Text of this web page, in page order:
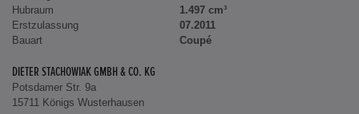
Hubraum
1.497 cm³
Erstzulassung
07.2011
Bauart
Coupé
DIETER STACHOWIAK GMBH & CO. KG
Potsdamer Str. 9a
15711 Königs Wusterhausen